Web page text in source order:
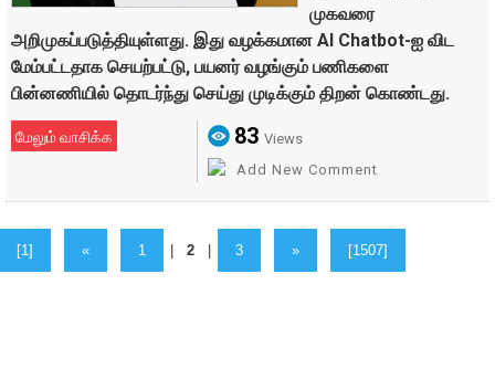
முகவரை
அறிமுகப்படுத்தியுள்ளது. இது வழக்கமான AI Chatbot-ஐ விட
மேம்பட்டதாக செயற்பட்டு, பயனர் வழங்கும் பணிகளை
பின்னணியில் தொடர்ந்து செய்து முடிக்கும் திறன் கொண்டது.
மேலும் வாசிக்க 83 Views
Add New Comment
[1] « 1 2 3 » [1507]